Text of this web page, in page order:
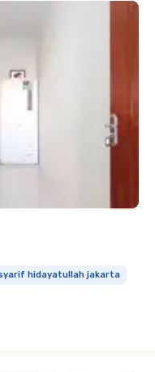
hidayatullah jakarta